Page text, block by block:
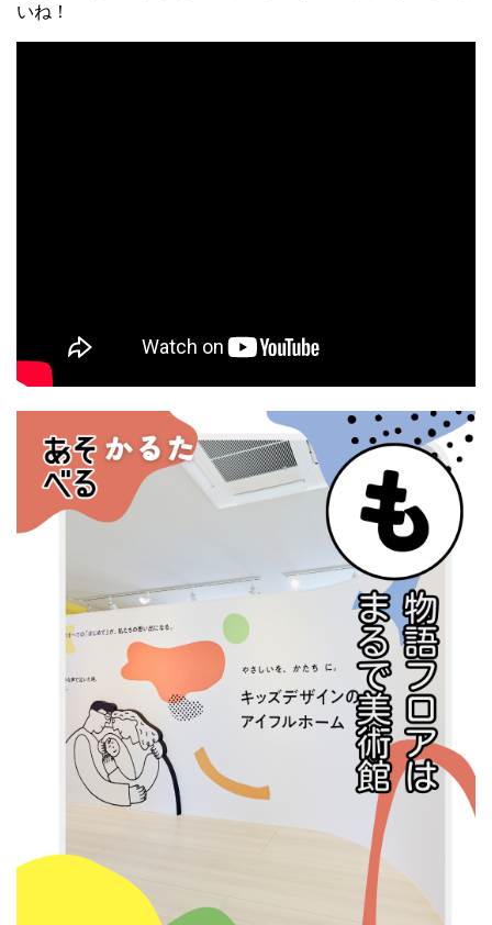
いね！